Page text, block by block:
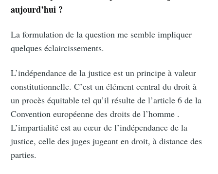
aujourd’hui ?
La formulation de la question me semble impliquer
quelques éclaircissements.
L’indépendance de la justice est un principe à valeur
constitutionnelle. C’est un élément central du droit à
un procès équitable tel qu’il résulte de l’article 6 de la
Convention européenne des droits de l’homme .
L’impartialité est au cœur de l’indépendance de la
justice, celle des juges jugeant en droit, à distance des
parties.